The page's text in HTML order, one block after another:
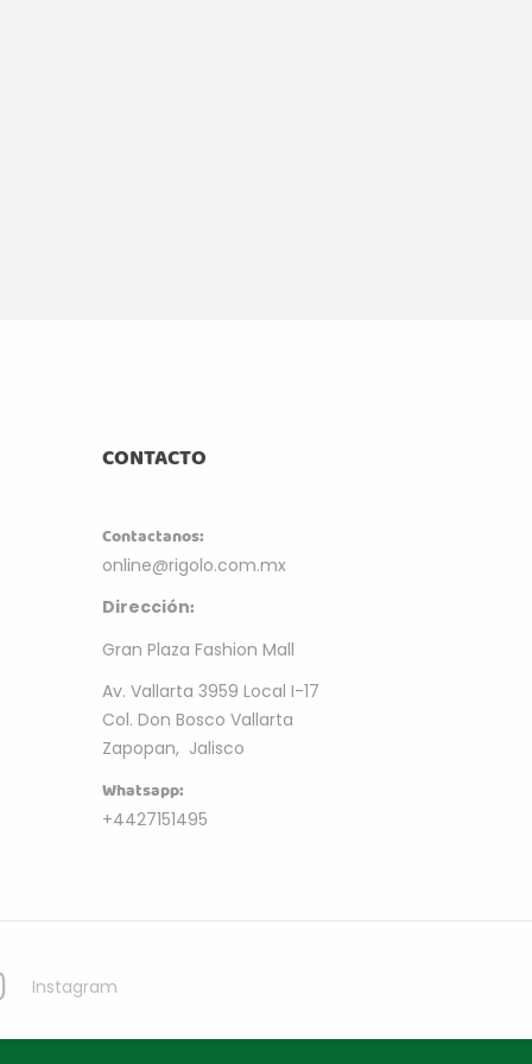
CONTACTO
Contactanos:
online@rigolo.com.mx
Dirección:
Gran Plaza Fashion Mall
Av. Vallarta 3959 Local I-17
Col. Don Bosco Vallarta
Zapopan, Jalisco
Whatsapp:
+4427151495
Instagram